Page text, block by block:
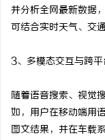
并分析全网最新数据
可结合实时天气、交
3、多模态交互与跨
随着语音搜索、视觉
如，用户在移动端用
图文结果，并在车载